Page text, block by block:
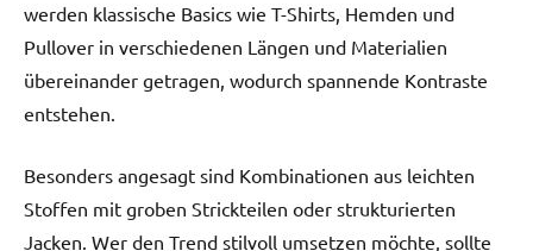
werden klassische Basics wie T-Shirts, Hemden und
Pullover in verschiedenen Längen und Materialien
übereinander getragen, wodurch spannende Kontraste
entstehen.
Besonders angesagt sind Kombinationen aus leichten
Stoffen mit groben Strickteilen oder strukturierten
Jacken. Wer den Trend stilvoll umsetzen möchte, sollte